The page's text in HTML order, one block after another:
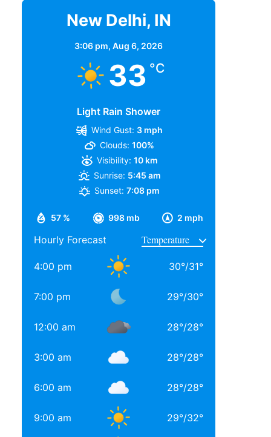
New Delhi, IN
3:06 pm, Aug 6, 2026
33 °C
Light Rain Shower
57 % 998 mb 2 mph
Wind Gust: 3 mph
Clouds: 100%
Visibility: 10 km
Sunrise: 5:45 am
Sunset: 7:08 pm
Hourly Forecast
4:00 pm 30°/31°
7:00 pm 29°/30°
12:00 am 28°/28°
3:00 am 28°/28°
6:00 am 28°/28°
9:00 am 29°/32°